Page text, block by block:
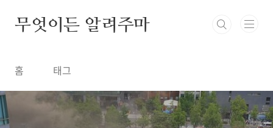
무엇이든 알려주마
홈 태그